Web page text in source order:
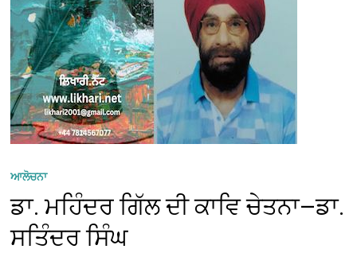
ਆਲੋਚਨਾ
ਡਾ. ਮਹਿੰਦਰ ਗਿੱਲ ਦੀ ਕਾਵਿ ਚੇਤਨਾ—ਡਾ.
ਸਤਿੰਦਰ ਸਿੰਘ